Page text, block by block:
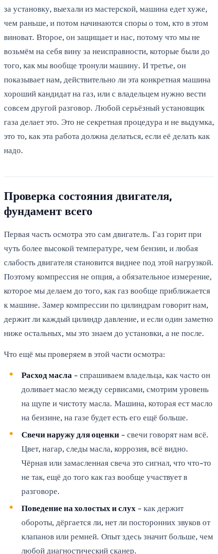
за установку, выехали из мастерской, машина едет хуже,
чем раньше, и потом начинаются споры о том, кто в этом
виноват. Второе, он защищает и нас, потому что мы не
возьмём на себя вину за неисправности, которые были до
того, как мы вообще тронули машину. И третье, он
показывает нам, действительно ли эта конкретная машина
хороший кандидат на газ, или с владельцем нужно вести
совсем другой разговор. Любой серьёзный установщик
газа делает это. Это не секретная процедура и не выдумка,
это то, как эта работа должна делаться, если её делать как
надо.
Проверка состояния двигателя,
фундамент всего
Первая часть осмотра это сам двигатель. Газ горит при
чуть более высокой температуре, чем бензин, и любая
слабость двигателя становится виднее под этой нагрузкой.
Поэтому компрессия не опция, а обязательное измерение,
которое мы делаем до того, как газ вообще приближается
к машине. Замер компрессии по цилиндрам говорит нам,
держит ли каждый цилиндр давление, и если один заметно
ниже остальных, мы это знаем до установки, а не после.
Что ещё мы проверяем в этой части осмотра:
Расход масла - спрашиваем владельца, как часто он
доливает масло между сервисами, смотрим уровень
на щупе и чистоту масла. Машина, которая ест масло
на бензине, на газе будет есть его ещё больше.
Свечи наружу для оценки - свечи говорят нам всё.
Цвет, нагар, следы масла, коррозия, всё видно.
Чёрная или замасленная свеча это сигнал, что что-то
не так, ещё до того как газ вообще участвует в
разговоре.
Поведение на холостых и слух - как держит
обороты, дёргается ли, нет ли посторонних звуков от
клапанов или ремней. Опыт здесь значит больше, чем
любой диагностический сканер.